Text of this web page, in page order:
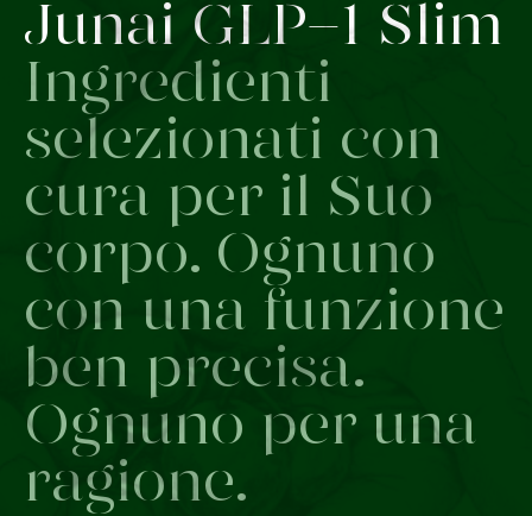
Junai GLP-1 Slim
Ingredienti
selezionati con
cura per il Suo
corpo. Ognuno
con una funzione
ben precisa.
Ognuno per una
ragione.